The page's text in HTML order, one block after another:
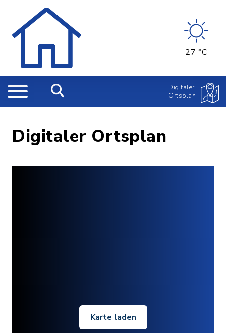
27 °C
Digitaler
Ortsplan
Digitaler Ortsplan
Karte laden